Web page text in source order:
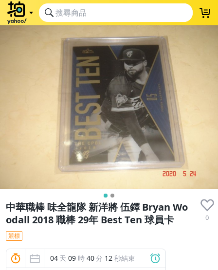
中華職棒 味全龍隊 新洋將 伍鐸 Bryan Wo
odall 2018 職棒 29年 Best Ten 球員卡
0
競標
04 天 09 時 40分 12 秒結束